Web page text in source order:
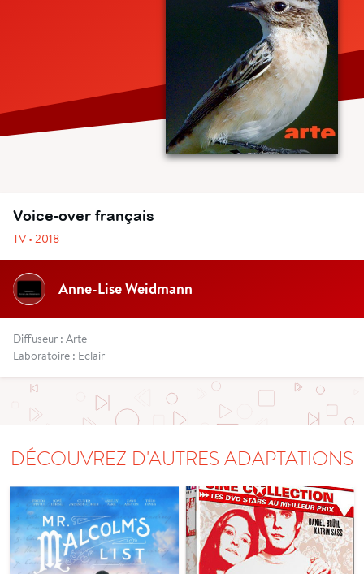
Voice-over français
TV • 2018
Anne-Lise Weidmann
Diffuseur : Arte
Laboratoire : Eclair
DÉCOUVREZ D'AUTRES ADAPTATIONS